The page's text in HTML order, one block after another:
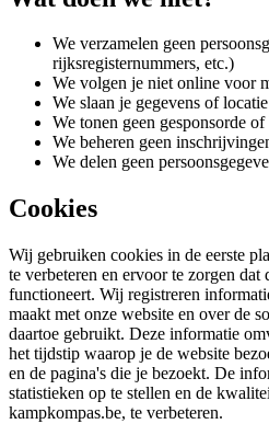
We verzamelen geen
rijksregisternummers, etc.)
We volgen je niet online voor
We slaan je gegevens of
We tonen geen gesponsorde
We beheren geen
We delen geen
Cookies
Wij gebruiken cookies in de eerste
te verbeteren en ervoor te zorgen dat
functioneert. Wij registreren
maakt met onze website en over de
daartoe gebruikt. Deze informatie
het tijdstip waarop je de website
en de pagina's die je bezoekt. De
statistieken op te stellen en de
kampkompas.be, te verbeteren.